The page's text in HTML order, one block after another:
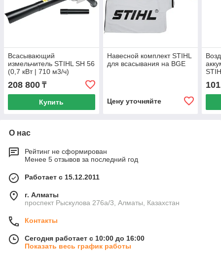
Всасывающий
измельчитель STIHL SH 56
(0,7 кВт | 710 м3/ч)
бензиновый садовый
пылесос и воздуходувка
208 800 ₸
Купить
Навесной комплект STIHL
для всасывания на BGE
Цену уточняйте
О нас
Рейтинг не сформирован
Менее 5 отзывов за последний год
Работает с 15.12.2011
г. Алматы
проспект Рыскулова 276а/3, Алматы, Казахстан
Контакты
Сегодня работает с 10:00 до 16:00
Показать весь график работы